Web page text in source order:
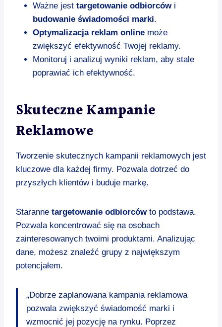
Ważne jest targetowanie odbiorcówi
budowanie świadomości marki.
Optymalizacja reklam online może
zwiększyć efektywność Twojej reklamy.
Monitoruj i analizuj wyniki reklam, aby stale
poprawiać ich efektywność.
Skuteczne Kampanie
Reklamowe
Tworzenie skutecznych kampanii reklamowych jest
kluczowe dla każdej firmy. Pozwala dotrzeć do
przyszłych klientów i buduje markę.
Staranne targetowanie odbiorcówto podstawa.
Pozwala koncentrować się na osobach
zainteresowanych twoimi produktami. Analizując
dane, możesz znaleźć grupy z największym
potencjałem.
„Dobrze zaplanowana kampania reklamowa
pozwala zwiększyć świadomość marki i
wzmocnić jej pozycję na rynku. Poprzez